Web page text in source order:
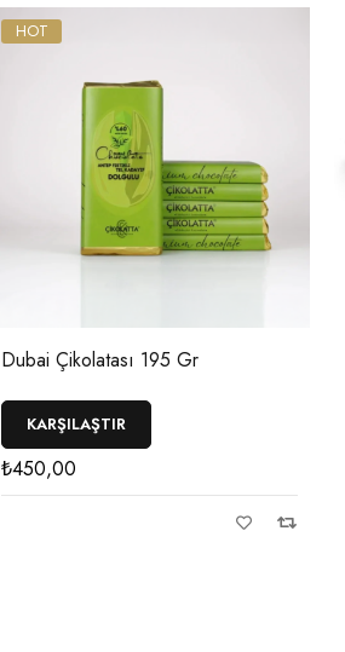
HOT
Dubai Çikolatası 195 Gr
KARŞILAŞTIR
₺450,00